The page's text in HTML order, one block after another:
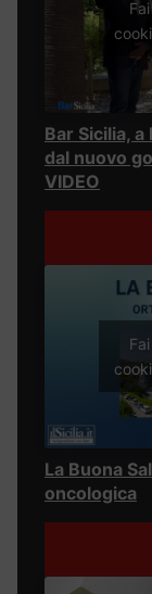
Bar Sicilia,
dal nuovo
VIDEO
La Buona
oncologica